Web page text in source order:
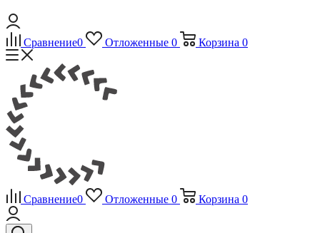
Сравнение0 Отложенные 0 Корзина 0
Сравнение0 Отложенные 0 Корзина 0